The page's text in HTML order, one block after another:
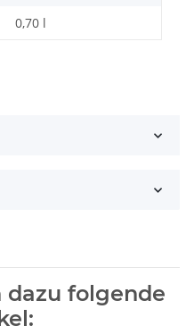
0,70 l
folgende